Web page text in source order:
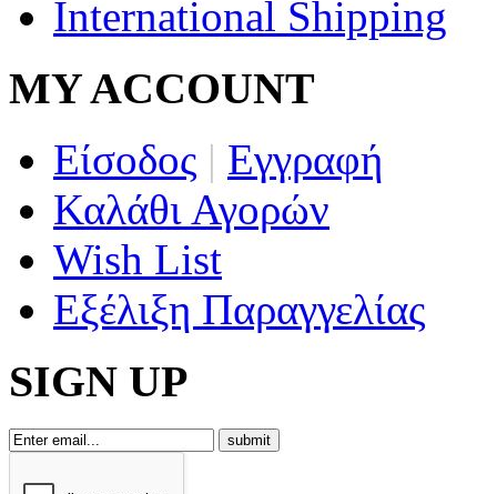
International Shipping
MY ACCOUNT
Είσοδος | Εγγραφή
Καλάθι Αγορών
Wish List
Εξέλιξη Παραγγελίας
SIGN UP